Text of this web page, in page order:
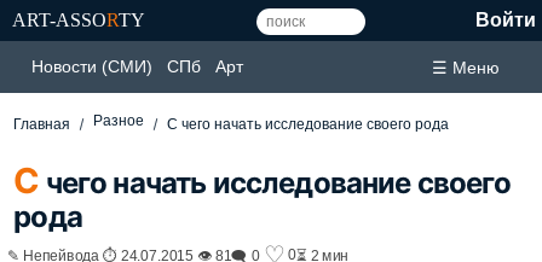
ART-ASSORTY Войти
Новости (СМИ) СПб Арт ☰ Меню
Главная Разное С чего начать исследование своего рода
С чего начать исследование своего
рода
✎ Непейвода ⏱ 24.07.2015 👁 81🗨 0 ♡ 0⏳ 2 мин